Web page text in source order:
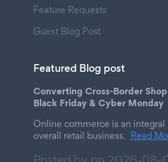
Feature Requests
Guest Blog Post
Featured Blog post
Converting Cross-Border
Black Friday & Cyber Monday
Online commerce is an integral
overall retail business. Read